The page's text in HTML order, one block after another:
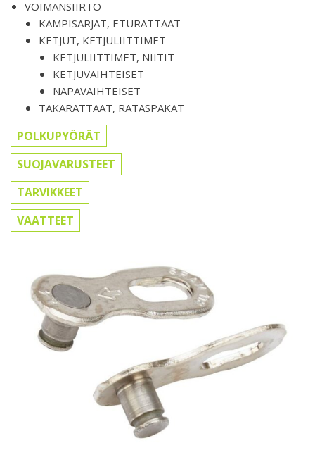
VOIMANSIIRTO
KAMPISARJAT, ETURATTAAT
KETJUT, KETJULIITTIMET
KETJULIITTIMET, NIITIT
KETJUVAIHTEISET
NAPAVAIHTEISET
TAKARATTAAT, RATASPAKAT
POLKUPYÖRÄT
SUOJAVARUSTEET
TARVIKKEET
VAATTEET